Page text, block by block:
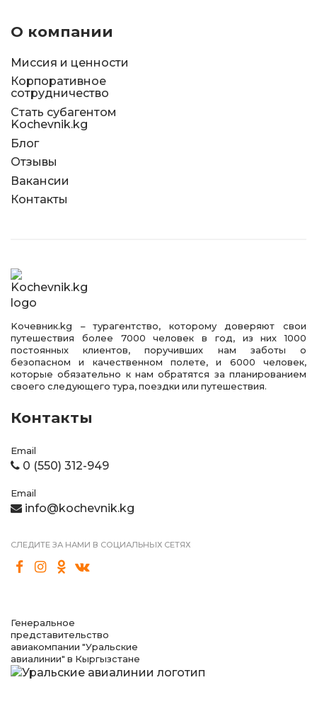
О компании
Миссия и ценности
Корпоративное
сотрудничество
Стать субагентом
Kochevnik.kg
Блог
Отзывы
Вакансии
Контакты
Kочевник.kg – турагентство, которому доверяют свои
путешествия более 7000 человек в год, из них 1000
постоянных клиентов, поручивших нам заботы о
безопасном и качественном полете, и 6000 человек,
которые обязательно к нам обратятся за планированием
своего следующего тура, поездки или путешествия.
Контакты
Email
0 (550) 312-949
Email
info@kochevnik.kg
СЛЕДИТЕ ЗА НАМИ В СОЦИАЛЬНЫХ СЕТЯХ
Генеральное
представительство
авиакомпании "Уральские
авиалинии" в Кыргызстане